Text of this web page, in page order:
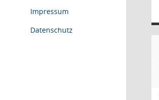
Impressum
Datenschutz